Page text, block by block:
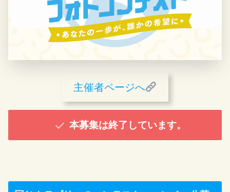
主催者ページへ
本募集は終了しています。